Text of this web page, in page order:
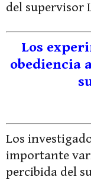
del supervisor
Los
obediencia
Los
importante
percibida del